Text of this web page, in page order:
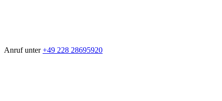
Anruf unter +49 228 28695920